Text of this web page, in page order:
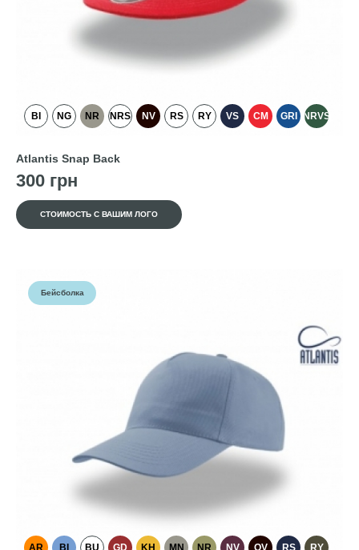
BI NG NR NRS NV RS RY VS CM GRI NRVS
Atlantis Snap Back
300 грн
СТОИМОСТЬ С ВАШИМ ЛОГО
Бейсболка
AR BI BU GD KH MN NR NV OV RS RY